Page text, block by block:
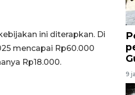
ini diterapkan. Di
mencapai Rp60.000
Rp18.000.
9